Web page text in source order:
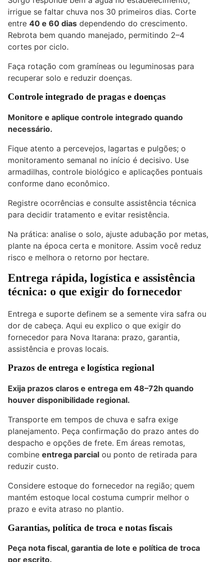
irrigue se faltar chuva nos 30 primeiros dias. Corte
entre 40 e 60 dias dependendo do crescimento.
Rebrota bem quando manejado, permitindo 2–4
cortes por ciclo.
Faça rotação com gramíneas ou leguminosas para
recuperar solo e reduzir doenças.
Controle integrado de pragas e doenças
Monitore e aplique controle integrado quando
necessário.
Fique atento a percevejos, lagartas e pulgões; o
monitoramento semanal no início é decisivo. Use
armadilhas, controle biológico e aplicações pontuais
conforme dano econômico.
Registre ocorrências e consulte assistência técnica
para decidir tratamento e evitar resistência.
Na prática: analise o solo, ajuste adubação por metas,
plante na época certa e monitore. Assim você reduz
risco e melhora o retorno por hectare.
Entrega rápida, logística e assistência
técnica: o que exigir do fornecedor
Entrega e suporte definem se a semente vira safra ou
dor de cabeça. Aqui eu explico o que exigir do
fornecedor para Nova Itarana: prazo, garantia,
assistência e provas locais.
Prazos de entrega e logística regional
Exija prazos claros e entrega em 48–72h quando
houver disponibilidade regional.
Transporte em tempos de chuva e safra exige
planejamento. Peça confirmação do prazo antes do
despacho e opções de frete. Em áreas remotas,
combine entrega parcial ou ponto de retirada para
reduzir custo.
Considere estoque do fornecedor na região; quem
mantém estoque local costuma cumprir melhor o
prazo e evita atraso no plantio.
Garantias, política de troca e notas fiscais
Peça nota fiscal, garantia de lote e política de troca
por escrito.